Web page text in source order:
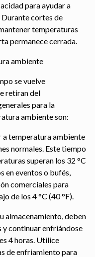
para ayudar a
cortes de
temperaturas
permanece cerrada.
ambiente
se vuelve
retiran del
para la
ambiente son:
a temperatura ambiente
normales. Este tiempo
superan los 32 °C
en eventos o bufés,
comerciales para
de los 4 °C (40 °F).
almacenamiento, deben
y continuar enfriándose
4 horas. Utilice
de enfriamiento para